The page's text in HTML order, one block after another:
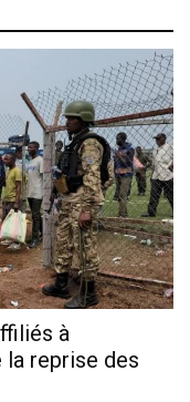
à
la reprise des